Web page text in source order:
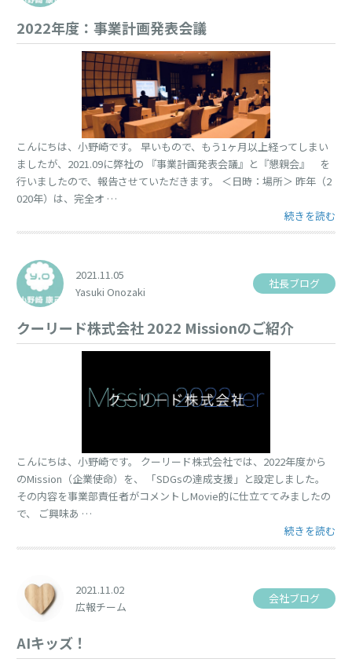
2022年度：事業計画発表会議
こんにちは、小野崎です。 早いもので、もう1ヶ月以上経ってしまい
ましたが、2021.09に弊社の 『事業計画発表会議』と『懇親会』 を
行いましたので、報告させていただきます。 ＜日時：場所＞ 昨年（2
020年）は、完全オ …
“2022年度：
続きを読む
2021.11.05
Yasuki Onozaki
社長ブログ
クーリード株式会社 2022 Missionのご紹介
こんにちは、小野崎です。 クーリード株式会社では、2022年度から
のMission（企業使命）を、 「SDGsの達成支援」と設定しました。
その内容を事業部責任者がコメントしMovie的に仕立ててみましたの
で、 ご興味あ …
“クーリード
続きを読む
2021.11.02
広報チーム
会社ブログ
AIキッズ！